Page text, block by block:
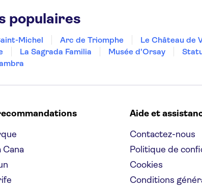
populaires
Michel Arc de Triomphe Le Château de
La Sagrada Familia Musée d'Orsay
Cana
Aide et
Contactez-nous
Politique de
Cookies
Conditions